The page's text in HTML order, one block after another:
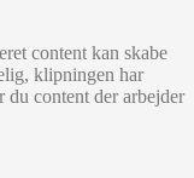
content kan skabe
klipningen har
du content der arbejder